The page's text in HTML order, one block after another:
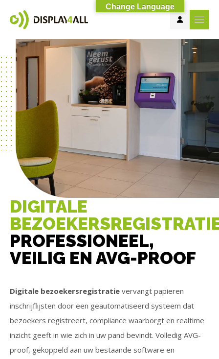
DIGITALE
PROFESSIONEEL,
VEILIG EN AVG-PROOF
Digitale bezoekersregistratie vervangt papieren
inschrijflijsten door een geautomatiseerd systeem dat
bezoekers registreert, compliance waarborgt en realtime
inzicht geeft in wie zich in uw pand bevindt. Volledig AVG-
proof, gekoppeld aan uw bestaande software en
Change Language